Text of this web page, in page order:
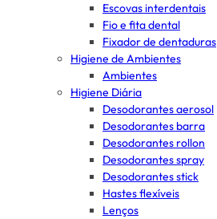
Escovas interdentais
Fio e fita dental
Fixador de dentaduras
Higiene de Ambientes
Ambientes
Higiene Diária
Desodorantes aerosol
Desodorantes barra
Desodorantes rollon
Desodorantes spray
Desodorantes stick
Hastes flexíveis
Lenços